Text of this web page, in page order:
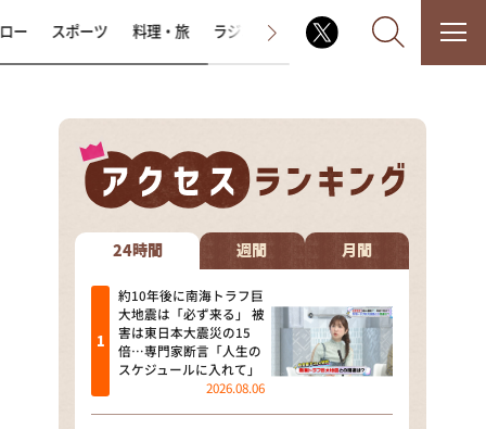
なるみ・岡村の過ぎるTV
相席食堂
これ余談なんですけど・・・
～人生密着トークバラエティ！
～ やすとものいたって真剣です
探偵！ナイトスクープ
ー スポーツ 料理・旅 ラジオ番組 その他
24時間 週間 月間
約10年後に南海トラフ巨
大地震は「必ず来る」 被
害は東日本大震災の15
倍…専門家断言「人生の
スケジュールに入れて」
2026.08.06